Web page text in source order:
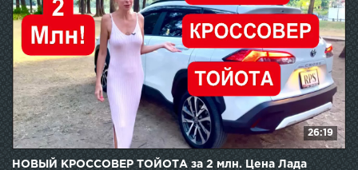
26:19
НОВЫЙ КРОССОВЕР ТОЙОТА за 2 млн. Цена Лада